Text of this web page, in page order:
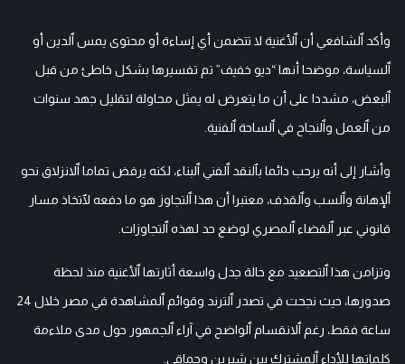
وأكد ٱلشافعي أن ٱلأغنية لا تتضمن أي إساءة أو محتوى يمس ٱلدين أو
ٱلسياسة، موضحا أنها “ديو خفيف” تم تفسيرها بشكل خاطئ من قبل
ٱلبعض، مشددا على أن ما يتعرض له يمثل محاولة لتقليل جهد سنوات
من ٱلعمل وٱلنجاح في ٱلساحة ٱلفنية.
وأشار إلى أنه يرحب دائما بٱلنقد ٱلفني ٱلبناء، لكنه يرفض تماما ٱلانزلاق نحو
ٱلإهانة وٱلسب وٱلقذف، معتبرا أن هذا ٱلتجاوز هو ما دفعه لٱتخاذ مسار
قانوني عبر ٱلقضاء ٱلمصري لوضع حد لهذه ٱلتجاوزات.
وتزامن هذا ٱلتصعيد مع حالة جدل واسعة أثارتها ٱلأغنية منذ لحظة
صدورها، حيث نجحت في تصدر ٱلترند وقوائم ٱلمشاهدة في مصر خلال 24
ساعة فقط، رغم ٱلانقسام ٱلواضح في آراء ٱلجمهور حول مدى ملاءمة
كلماتها للأداء ٱلمشترك بين شيرين وحماقي.